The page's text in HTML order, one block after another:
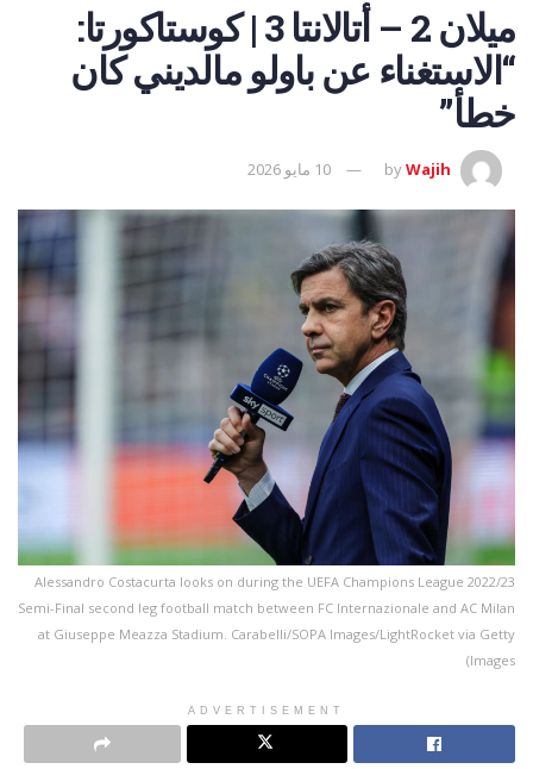
ميلان 2 – أتالانتا 3 | كوستاكورتا:
“الاستغناء عن باولو مالديني كان
خطأ”
byWajih 10 مايو 2026
Alessandro Costacurta looks on during the UEFA Champions League 2022/23
Semi-Final second leg football match between FC Internazionale and AC Milan
at Giuseppe Meazza Stadium. Carabelli/SOPA Images/LightRocket via Getty
Images)
ADVERTISEMENT